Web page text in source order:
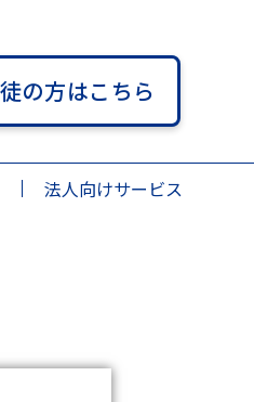
の方はこちら
法人向けサービス